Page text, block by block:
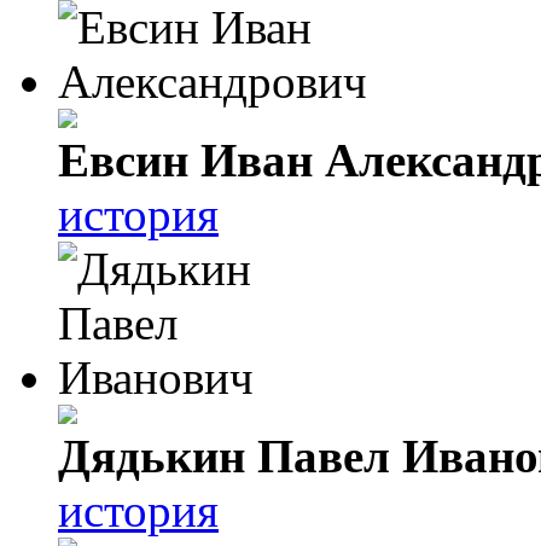
Евсин Иван
история
Дядькин Павел
история